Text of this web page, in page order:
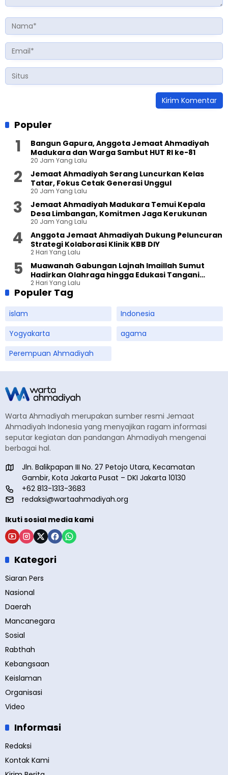
Populer
Bangun Gapura, Anggota Jemaat Ahmadiyah
Madukara dan Warga Sambut HUT RI ke-81
20 Jam Yang Lalu
Jemaat Ahmadiyah Serang Luncurkan Kelas
Tatar, Fokus Cetak Generasi Unggul
20 Jam Yang Lalu
Jemaat Ahmadiyah Madukara Temui Kepala
Desa Limbangan, Komitmen Jaga Kerukunan
20 Jam Yang Lalu
Anggota Jemaat Ahmadiyah Dukung Peluncuran
Strategi Kolaborasi Klinik KBB DIY
2 Hari Yang Lalu
Muawanah Gabungan Lajnah Imaillah Sumut
Hadirkan Olahraga hingga Edukasi Tangani
Sampah
2 Hari Yang Lalu
Populer Tag
islam
Indonesia
Yogyakarta
agama
Perempuan Ahmadiyah
Warta Ahmadiyah merupakan sumber resmi Jemaat
Ahmadiyah Indonesia yang menyajikan ragam informasi
seputar kegiatan dan pandangan Ahmadiyah mengenai
berbagai hal.
Jln. Balikpapan III No. 27 Petojo Utara, Kecamatan
Gambir, Kota Jakarta Pusat – DKI Jakarta 10130
+62 813-1313-3683
redaksi@wartaahmadiyah.org
Ikuti sosial media kami
Kategori
Siaran Pers
Nasional
Daerah
Mancanegara
Sosial
Rabthah
Kebangsaan
Keislaman
Organisasi
Video
Informasi
Redaksi
Kontak Kami